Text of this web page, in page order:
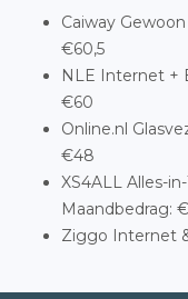
Caiway
€60,5
NLE Internet +
€60
Online.nl
€48
XS4ALL Alles-
Maandbedrag:
Ziggo Internet